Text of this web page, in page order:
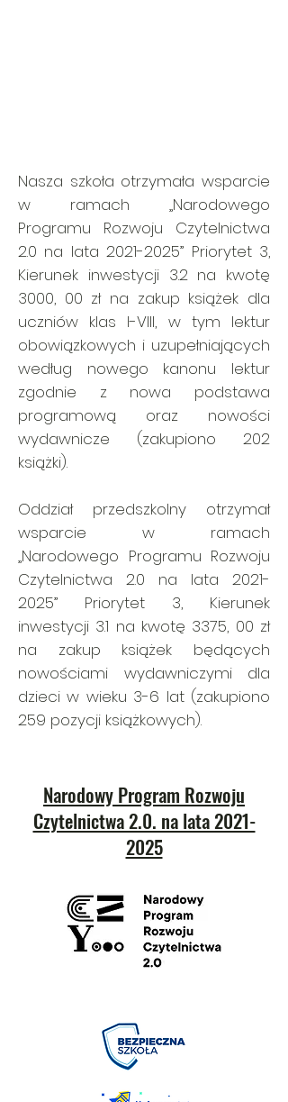
Nasza szkoła otrzymała wsparcie
w ramach „Narodowego
Programu Rozwoju Czytelnictwa
2.0 na lata2021-2025” Priorytet 3,
Kierunek inwestycji 3.2 na kwotę
3000, 00 zł na zakup książek dla
uczniów klas I-VIII, w tym lektur
obowiązkowych i uzupełniających
według nowego kanonu lektur
zgodnie z nowa podstawa
programową oraz nowości
wydawnicze (zakupiono 202
książki).
Oddział przedszkolny otrzymał
wsparcie w ramach
„Narodowego Programu Rozwoju
Czytelnictwa 2.0 na lata 2021-
2025” Priorytet 3, Kierunek
inwestycji 3.1 na kwotę 3375, 00 zł
na zakup książek będących
nowościami wydawniczymi dla
dzieci w wieku 3-6 lat (zakupiono
259 pozycji książkowych).
Narodowy Program Rozwoju
Czytelnictwa 2.0. na lata 2021-
2025